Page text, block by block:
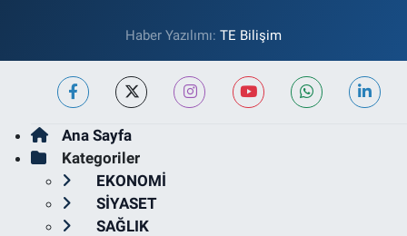
Haber Yazılımı: TE Bilişim
Ana Sayfa
Kategoriler
EKONOMİ
SİYASET
SAĞLIK